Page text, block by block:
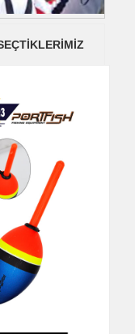
Çanta ve
Ürünlerimizi